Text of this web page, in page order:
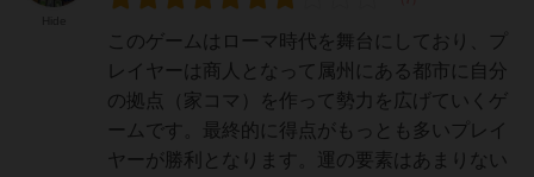
このゲームはローマ時代を舞台にしており、プ
レイヤーは商人となって属州にある都市に自分
の拠点（家コマ）を作って勢力を広げていくゲ
ームです。最終的に得点がもっとも多いプレイ
ヤーが勝利となります。運の要素はあまりない